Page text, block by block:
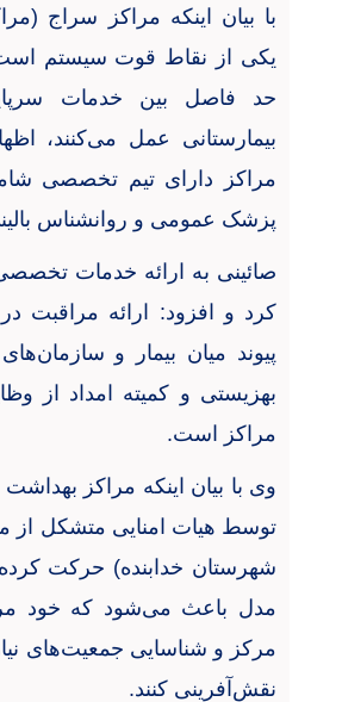
با بیان اینکه مراکز سراج
یکی از نقاط قوت سیستم
حد فاصل بین خدمات
بیمارستانی عمل می‌کنند،
مراکز دارای تیم تخصصی
پزشک عمومی و روانشناس
صائینی به ارائه خدمات
کرد و افزود: ارائه مراقبت
پیوند میان بیمار و سازمان‌های
بهزیستی و کمیته امداد از
مراکز است.
وی با بیان اینکه مراکز
توسط هیات امنایی متشکل از
شهرستان خدابنده) حرکت
مدل باعث می‌شود که خود
مرکز و شناسایی جمعیت‌های
نقش‌آفرینی کنند.